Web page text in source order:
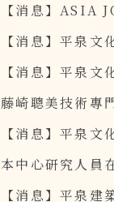
【消息】ASIA
【消息】平泉
【消息】平泉
藤崎聰美技術專
【消息】平泉
本中心研究人員
【消息】平泉建